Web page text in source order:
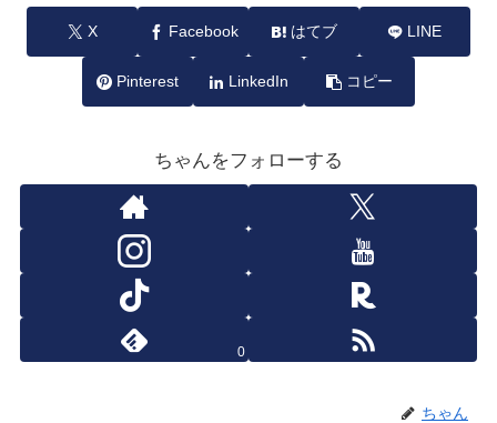
X Facebook はてブ LINE
Pinterest LinkedIn コピー
ちゃんをフォローする
0
ちゃん